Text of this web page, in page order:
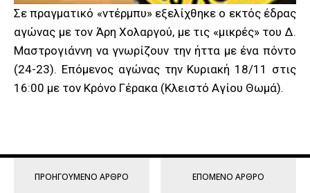
Σε πραγματικό «ντέρμπυ» εξελίχθηκε ο εκτός έδρας
αγώνας με τον Άρη Χολαργού, με τις «μικρές» του Δ.
Μαστρογιάννη να γνωρίζουν την ήττα με ένα πόντο
(24-23). Επόμενος αγώνας την Κυριακή 18/11 στις
16:00 με τον Κρόνο Γέρακα (Κλειστό Αγίου Θωμά).
ΠΡΟΗΓΟΎΜΕΝΟ ΆΡΘΡΟ ΕΠΌΜΕΝΟ ΆΡΘΡΟ